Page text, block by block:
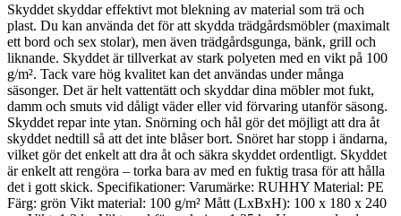
Skyddet skyddar effektivt mot blekning av material som trä och
plast. Du kan använda det för att skydda trädgårdsmöbler (maximalt
ett bord och sex stolar), men även trädgårdsgunga, bänk, grill och
liknande. Skyddet är tillverkat av stark polyeten med en vikt på 100
g/m². Tack vare hög kvalitet kan det användas under många
säsonger. Det är helt vattentätt och skyddar dina möbler mot fukt,
damm och smuts vid dåligt väder eller vid förvaring utanför säsong.
Skyddet repar inte ytan. Snörning och hål gör det möjligt att dra åt
skyddet nedtill så att det inte blåser bort. Snöret har stopp i ändarna,
vilket gör det enkelt att dra åt och säkra skyddet ordentligt. Skyddet
är enkelt att rengöra – torka bara av med en fuktig trasa för att hålla
det i gott skick. Specifikationer: Varumärke: RUHHY Material: PE
Färg: grön Vikt material: 100 g/m² Mått (LxBxH): 100 x 180 x 240